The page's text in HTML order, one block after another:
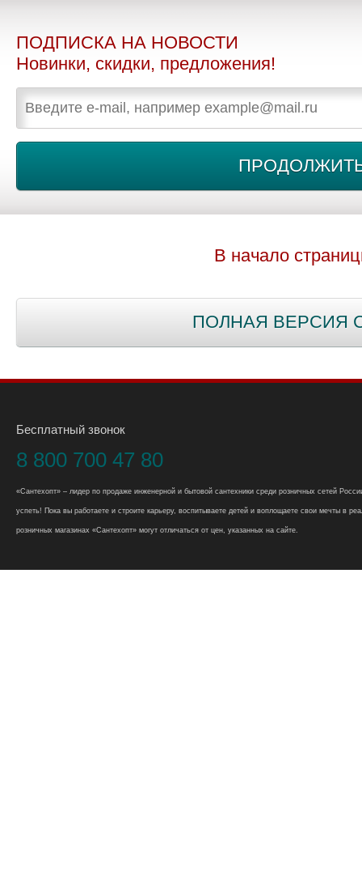
ПОДПИСКА НА НОВОСТИ
Новинки, скидки, предложения!
В начало
ПОЛНАЯ ВЕРСИЯ
Бесплатный звонок
8 800 700 47 80
«Сантехопт» – лидер по продаже инженерной и бытовой сантехники среди розничных сетей
успеть! Пока вы работаете и строите карьеру, воспитываете детей и воплощаете свои мечты в
розничных магазинах «Сантехопт» могут отличаться от цен, указанных на сайте.